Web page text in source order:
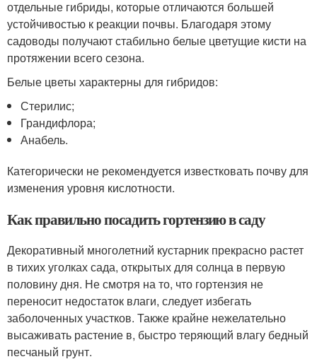
отдельные гибриды, которые отличаются большей
устойчивостью к реакции почвы. Благодаря этому
садоводы получают стабильно белые цветущие кисти на
протяжении всего сезона.
Белые цветы характерны для гибридов:
Стерилис;
Грандифлора;
Анабель.
Категорически не рекомендуется известковать почву для
изменения уровня кислотности.
Как правильно посадить гортензию в саду
Декоративный многолетний кустарник прекрасно растет
в тихих уголках сада, открытых для солнца в первую
половину дня. Не смотря на то, что гортензия не
переносит недостаток влаги, следует избегать
заболоченных участков. Также крайне нежелательно
высаживать растение в, быстро теряющий влагу бедный
песчаный грунт.